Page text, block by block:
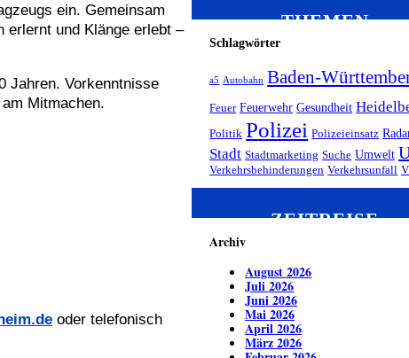
ein. Gemeinsam
erlernt und Klänge erlebt –
Jahren. Vorkenntnisse
Mitmachen.
oder telefonisch
THEMEN
Schlagwörter
a5 Autobahn Baden-
Feuer Feuerwehr Gesundheit
Politik Polizei Polizeieinsatz
Stadt Stadtmarketing Suche Umwelt
Verkehrsbehinderungen Verkehrsunfall
ZEITREISE
Archiv
August 2026
Juli 2026
Juni 2026
Mai 2026
April 2026
März 2026